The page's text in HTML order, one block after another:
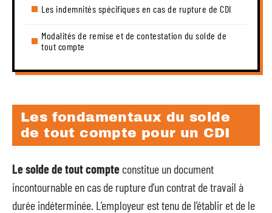
Les indemnités spécifiques en cas de rupture de CDI
Modalités de remise et de contestation du solde de
tout compte
Les fondamentaux du solde
de tout compte pour un CDI
Le solde de tout compte constitue un document
incontournable en cas de rupture d’un contrat de travail à
durée indéterminée. L’employeur est tenu de l’établir et de le